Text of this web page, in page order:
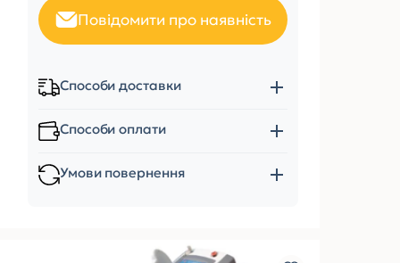
Повідомити про наявність
Способи доставки
Способи оплати
Умови повернення